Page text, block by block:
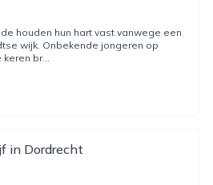
houden hun hart vast vanwege een
wijk. Onbekende jongeren op
br...
in Dordrecht